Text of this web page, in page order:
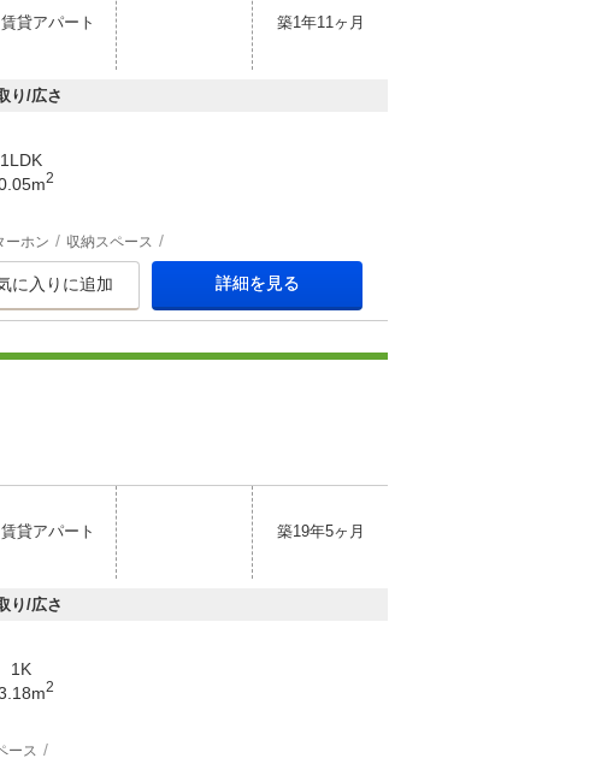
賃貸アパート 築1年11ヶ月
り/広さ
1LDK
2
ーホン 収納スペース
に入りに追加 詳細を見る
賃貸アパート 築19年5ヶ月
り/広さ
1K
2
ース